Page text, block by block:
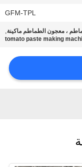
GFM-TPL
، معجون الطماطم ماكينة,
tomato paste making